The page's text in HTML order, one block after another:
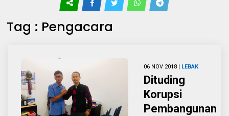
Tag : Pengacara
06 NOV 2018 | LEBAK
Dituding
Korupsi
Pembangunan